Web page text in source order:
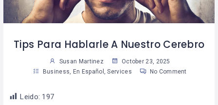
Tips Para Hablarle A Nuestro Cerebro
Susan Martinez
October 23, 2025
Business
En Español ,Services No Comment
Leido: 197